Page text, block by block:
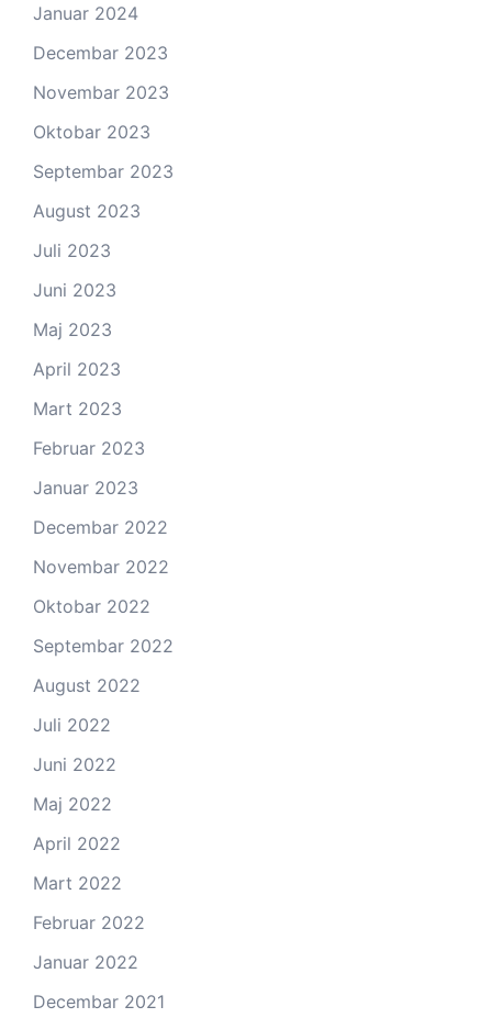
Januar 2024
Decembar 2023
Novembar 2023
Oktobar 2023
Septembar 2023
August 2023
Juli 2023
Juni 2023
Maj 2023
April 2023
Mart 2023
Februar 2023
Januar 2023
Decembar 2022
Novembar 2022
Oktobar 2022
Septembar 2022
August 2022
Juli 2022
Juni 2022
Maj 2022
April 2022
Mart 2022
Februar 2022
Januar 2022
Decembar 2021